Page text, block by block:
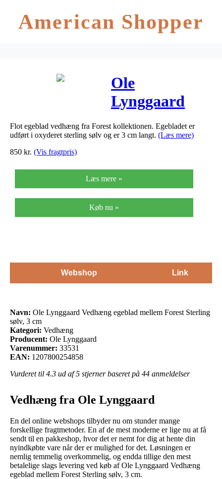
American Shopper
Ole
Lynggaard
Vedhæng
egeblad
Sterling sølv, 3
cm
Flot egeblad vedhæng fra Forest kollektionen. Egebladet er
udført i oxyderet sterling sølv og er 3 cm langt. (Læs mere)
850 kr. (Vis fragtpris)
Læs mere »
Køb nu »
Webshop Link
Navn: Ole Lynggaard Vedhæng egeblad mellem Forest Sterling
sølv, 3 cm
Kategori: Vedhæng
Producent: Ole Lynggaard
Varenummer: 33531
EAN: 1207800254858
Vurderet til 4.3 ud af 5 stjerner baseret på 44 anmeldelser
Vedhæng fra Ole Lynggaard
En del online webshops tilbyder nu om stunder mange
forskellige fragtmetoder. En af de mest moderne er lige nu at få
sendt til en pakkeshop, hvor det er nemt for dig at hente din
nyindkøbte vare når der er mulighed for det. Løsningen er
nemlig temmelig overkommelig, og endda tillige den mest
betalelige slags levering ved køb af Ole Lynggaard Vedhæng
egeblad mellem Forest Sterling sølv, 3 cm.